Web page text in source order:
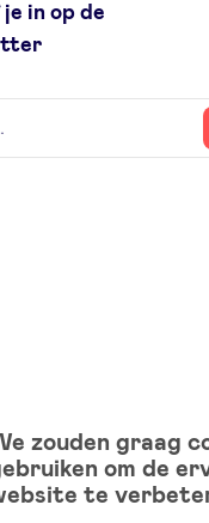
in op de
zouden graag
om de
te